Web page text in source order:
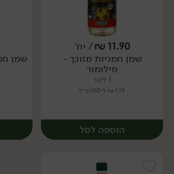
יח׳
11.90
₪/ יח׳
שמן חמניות מזוכך -
מילומור
1 ליטר
1.19 ₪ ל-100 מ״ל
הוספה לסל